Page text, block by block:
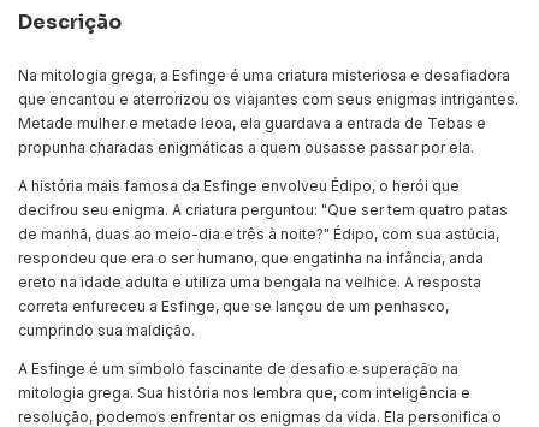
Descrição
Na mitologia grega, a Esfinge é uma criatura misteriosa e desafiadora
que encantou e aterrorizou os viajantes com seus enigmas intrigantes.
Metade mulher e metade leoa, ela guardava a entrada de Tebas e
propunha charadas enigmáticas a quem ousasse passar por ela.
A história mais famosa da Esfinge envolveu Édipo, o herói que
decifrou seu enigma. A criatura perguntou: "Que ser tem quatro patas
de manhã, duas ao meio-dia e três à noite?" Édipo, com sua astúcia,
respondeu que era o ser humano, que engatinha na infância, anda
ereto na idade adulta e utiliza uma bengala na velhice. A resposta
correta enfureceu a Esfinge, que se lançou de um penhasco,
cumprindo sua maldição.
A Esfinge é um símbolo fascinante de desafio e superação na
mitologia grega. Sua história nos lembra que, com inteligência e
resolução, podemos enfrentar os enigmas da vida. Ela personifica o